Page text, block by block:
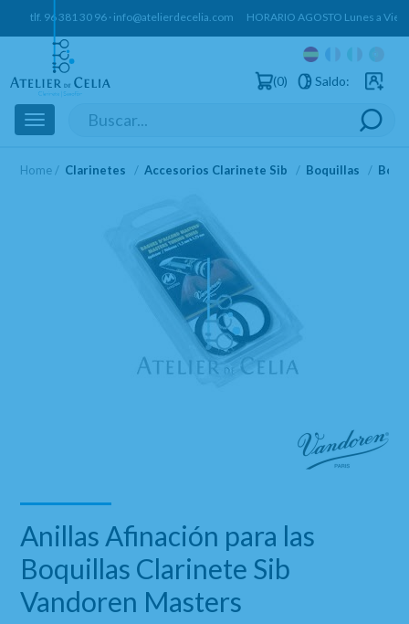
tlf. 96 381 30 96 · info@atelierdecelia.com HORARIO AGOSTO Lunes a
0 Saldo:
Toggle
navigation
Home Clarinetes Accesorios Clarinete Sib Boquillas
Anillas Afinación para las
Boquillas Clarinete Sib
Vandoren Masters